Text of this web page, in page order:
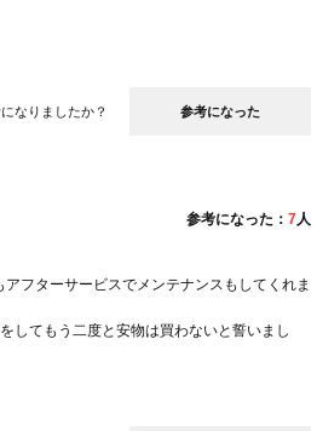
なりましたか？ 参考になった
参考になった： 7人
フターサービスでメンテナンスもしてくれま
してもう二度と安物は買わないと誓いまし
に惹かれて、セットで総とっかえする決心を